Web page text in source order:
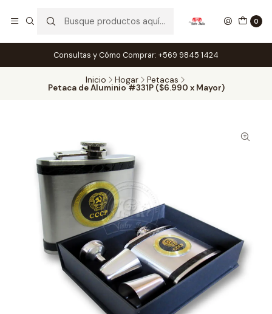
0
Consultas y Cómo Comprar: +569 9845 1424
Inicio Hogar Petacas
Petaca de Aluminio #331P ($6.990 x Mayor)